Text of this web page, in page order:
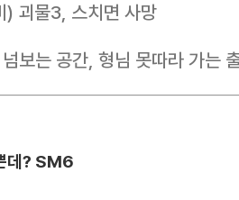
괴물3, 스치면 사망
보는 공간, 형님 못따라 가는
데? SM6